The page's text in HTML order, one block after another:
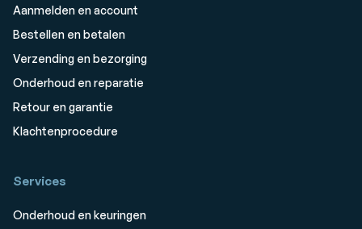
Aanmelden en account
Bestellen en betalen
Verzending en bezorging
Onderhoud en reparatie
Retour en garantie
Klachtenprocedure
Services
Onderhoud en keuringen